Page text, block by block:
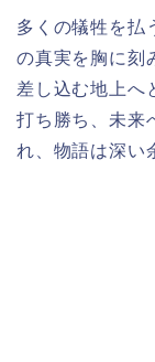
多くの犠牲を払
の真実を胸に刻
差し込む地上へ
打ち勝ち、未来
れ、物語は深い